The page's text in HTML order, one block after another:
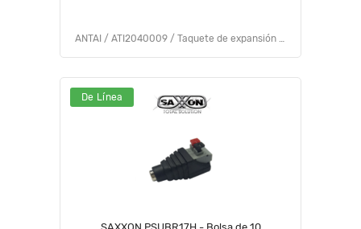
ANTAI / ATI2040009 / Taquete de expansión - ST-M8X60 - Acero inoxidable
De Línea